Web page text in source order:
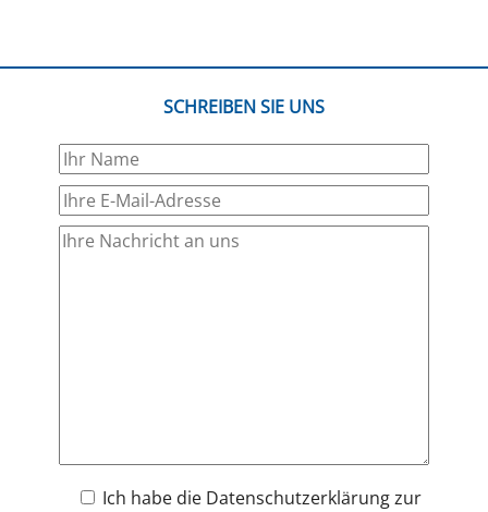
SCHREIBEN SIE UNS
Ich habe die Datenschutzerklärungzur